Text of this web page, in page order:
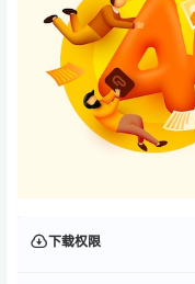
下载权限